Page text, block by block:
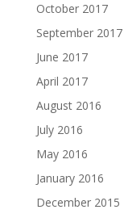
October 2017
September 2017
June 2017
April 2017
August 2016
July 2016
May 2016
January 2016
December 2015